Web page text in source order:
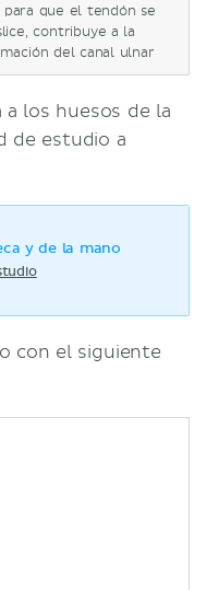
para que el tendón se
contribuye a la
del canal ulnar
a los huesos de la
de estudio a
y de la mano
con el siguiente